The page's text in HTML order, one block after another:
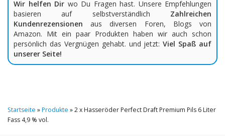
Wir helfen Dir wo Du Fragen hast. Unsere Empfehlungen
basieren auf selbstverständlich Zahlreichen
Kundenrezensionen aus diversen Foren, Blogs von
Amazon. Mit ein paar Produkten haben wir auch schon
persönlich das Vergnügen gehabt. und jetzt:Viel Spaß auf
unserer Seite!
Startseite »Produkte »2 x Hasseröder Perfect Draft Premium Pils 6 Liter
Fass 4,9 % vol.